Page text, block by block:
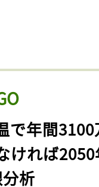
で年間
ければ
析